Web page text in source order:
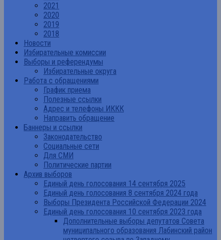
2021
2020
2019
2018
Новости
Избирательные комиссии
Выборы и референдумы
Избирательные округа
Работа с обращениями
График приема
Полезные ссылки
Адрес и телефоны ИККК
Направить обращение
Баннеры и ссылки
Законодательство
Социальные сети
Для СМИ
Политические партии
Архив выборов
Единый день голосования 14 сентября 2025
Единый день голосования 8 сентября 2024 года
Выборы Президента Российской Федерации 2024
Единый день голосования 10 сентября 2023 года
Дополнительные выборы депутатов Совета
муниципального образования Лабинский район